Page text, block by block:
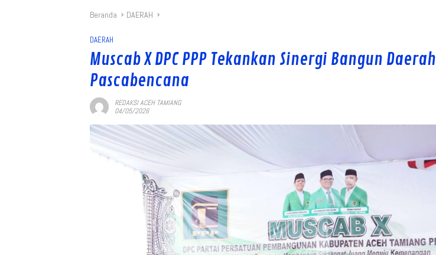
Beranda DAERAH
DAERAH
Muscab X DPC PPP Tekankan Sinergi Bangun Daerah
Pascabencana
REDAKSI ACEH TAMIANG
04/05/2026